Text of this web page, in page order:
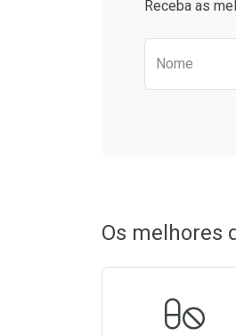
Receba as
Nome
Os melhores